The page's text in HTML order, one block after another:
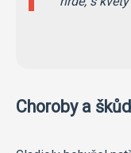
Choroby a